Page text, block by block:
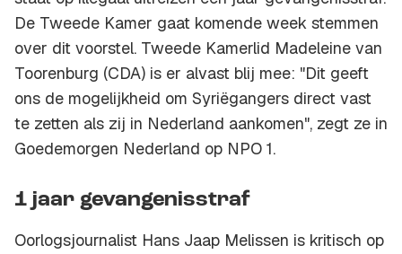
De Tweede Kamer gaat komende week stemmen
over dit voorstel. Tweede Kamerlid Madeleine van
Toorenburg (CDA) is er alvast blij mee: "Dit geeft
ons de mogelijkheid om Syriëgangers direct vast
te zetten als zij in Nederland aankomen", zegt ze in
Goedemorgen Nederland op NPO 1.
1 jaar gevangenisstraf
Oorlogsjournalist Hans Jaap Melissen is kritisch op